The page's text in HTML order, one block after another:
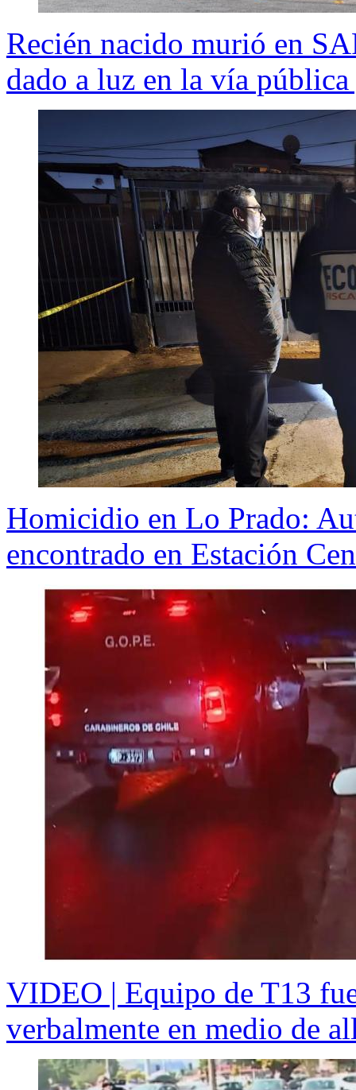
Recién nacido murió en
dado a luz en la vía
Homicidio en Lo Prado:
encontrado en Estación
VIDEO | Equipo de T13
verbalmente en medio de